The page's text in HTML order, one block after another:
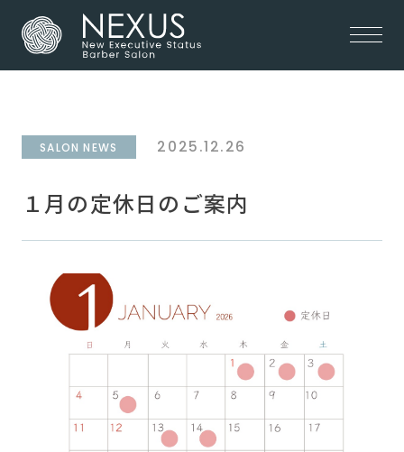
１月の定休日のご案内
SALON NEWS 2025.12.26